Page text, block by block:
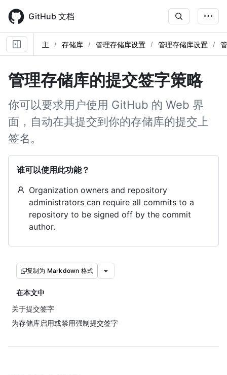
main
content
GitHub 文档
主 存储库 管理存储库设置 管理存储库设置
管理存储库的提交签字策略
你可以要求用户使用 GitHub 的 Web 界
面，自动在其提交到你的存储库的提交上
签名。
谁可以使用此功能？
Organization owners and repository
administrators can require all commits to a
repository to be signed off by the commit
author.
复制为 Markdown 格式
在本文中
关于提交签字
为存储库启用或禁用强制提交签字